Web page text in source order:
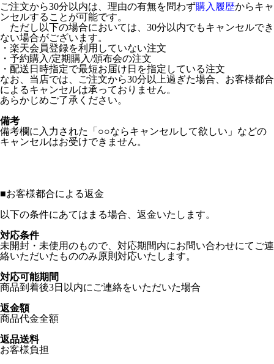
ご注文から30分以内は、理由の有無を問わず購入履歴からキャ
ンセルすることが可能です。
ただし以下の場合においては、30分以内でもキャンセルでき
ない場合がございます。
・楽天会員登録を利用していない注文
・予約購入/定期購入/頒布会の注文
・配送日時指定で最短お届け日を指定している注文
なお、当店では、ご注文から30分以上過ぎた場合、お客様都合
によるキャンセルは承っておりません。
あらかじめご了承ください。
備考
備考欄に入力された「○○ならキャンセルして欲しい」などの
キャンセルはお受けできません。
■お客様都合による返金
以下の条件にあてはまる場合、返金いたします。
対応条件
未開封・未使用のもので、対応期間内にお問い合わせにてご連
絡いただいたもののみ原則対応いたします。
対応可能期間
商品到着後3日以内にご連絡をいただいた場合
返金額
商品代金全額
返品送料
お客様負担